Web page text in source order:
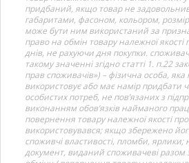
придбаний, якщо товар не
габаритами, фасоном, кольором,
може бути ним використаний за
право на обмін товару належної
днів, не рахуючи дня покупки.
такому значенні згідно статті 1. п.22
прав споживачів») – фізична особа, яка
використовує або має намір придбати
особистих потреб, не пов’язаних з
виконанням обов’язків найманого
повернення товару належної якості
використовувався; якщо збережено
споживчі властивості, пломби, ярлики;
документ, виданий споживачеві